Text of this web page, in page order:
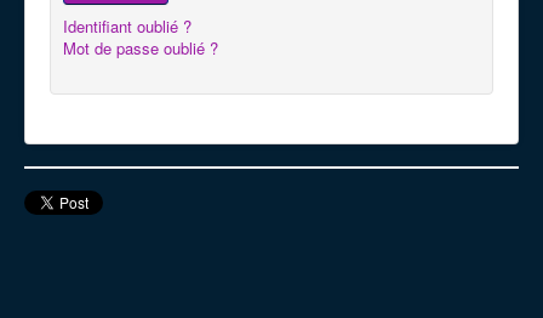
Identifiant oublié ?
Mot de passe oublié ?